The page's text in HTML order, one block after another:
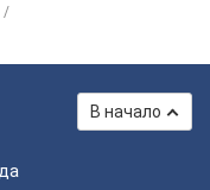
В начало